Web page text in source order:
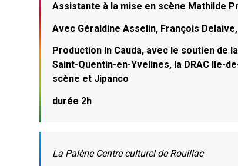
Assistante à la mise en scène Mathilde
Avec Géraldine Asselin, François
Production In Cauda, avec le soutien de
Saint-Quentin-en-Yvelines, la DRAC Ile-
scène et Jipanco
durée 2h
La Palène Centre culturel de Rouillac